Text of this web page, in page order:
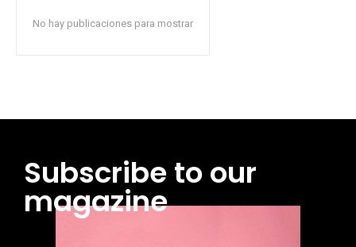
No hay publicaciones para mostrar
Subscribe to our
magazine